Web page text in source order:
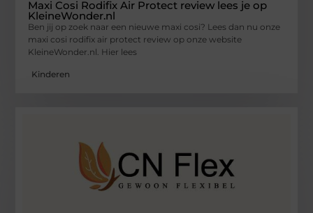
Maxi Cosi Rodifix Air Protect review lees je op
KleineWonder.nl
Ben jij op zoek naar een nieuwe maxi cosi? Lees dan nu onze
maxi cosi rodifix air protect review op onze website
KleineWonder.nl. Hier lees
Kinderen